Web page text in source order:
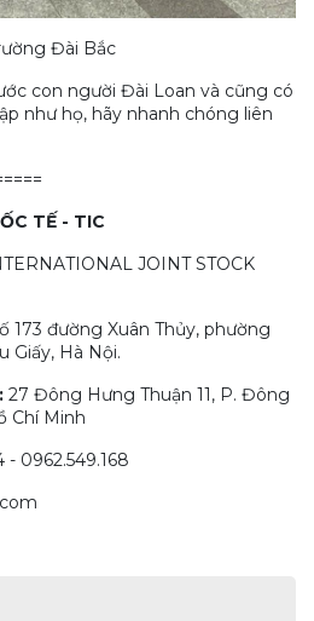
Đài Bắc
con người Đài Loan và cũng có
như họ, hãy nhanh chóng liên
TẾ - TIC
JOINT STOCK
173 đường Xuân Thủy, phường
Giấy, Hà Nội.
27 Đông Hưng Thuận 11, P. Đông
Chí Minh
- 0962.549.168